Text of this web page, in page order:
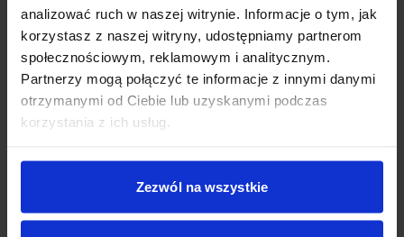
analizować ruch w naszej witrynie. Informacje o tym, jak
korzystasz z naszej witryny, udostępniamy partnerom
społecznościowym, reklamowym i analitycznym.
Partnerzy mogą połączyć te informacje z innymi danymi
otrzymanymi od Ciebie lub uzyskanymi podczas
korzystania z ich usług.
Zezwól na wszystkie
Telefon
Miejscowość
realizacji